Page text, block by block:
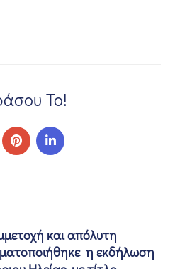
Το!
και απόλυτη
η εκδήλωση